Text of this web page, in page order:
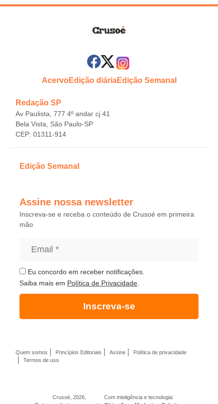
AcervoEdição diáriaEdição Semanal
Redação SP
Av Paulista, 777 4º andar cj 41
Bela Vista, São Paulo-SP
CEP: 01311-914
Edição Semanal
Assine nossa newsletter
Inscreva-se e receba o conteúdo de Crusoé em primeira
mão
Eu concordo em receber notificações.
Saiba mais em Política de Privacidade
Inscreva-se
Crusoé, 2026,
Com inteligência e tecnologia:
Quem somos Princípios Editoriais Assine
Política de privacidade
Termos de uso